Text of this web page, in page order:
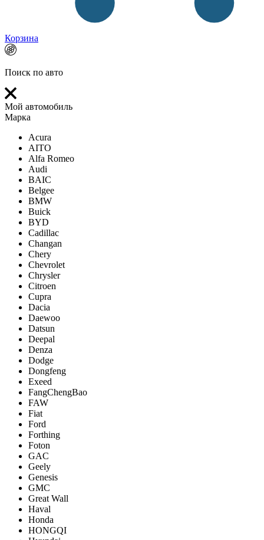
Корзина
Поиск по авто
Мой автомобиль
Марка
Acura
AITO
Alfa Romeo
Audi
BAIC
Belgee
BMW
Buick
BYD
Cadillac
Changan
Chery
Chevrolet
Chrysler
Citroen
Cupra
Dacia
Daewoo
Datsun
Deepal
Denza
Dodge
Dongfeng
Exeed
FangChengBao
FAW
Fiat
Ford
Forthing
Foton
GAC
Geely
Genesis
GMC
Great Wall
Haval
Honda
HONGQI